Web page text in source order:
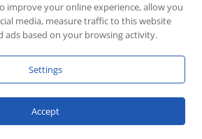
peuvent être nourris une ou
est important de suivre les
pour déterminer les besoins
de votre chien (voir notre
improve your online experience, allow you
media, measure traffic to this website
ads based on your browsing activity.
Settings
Accept